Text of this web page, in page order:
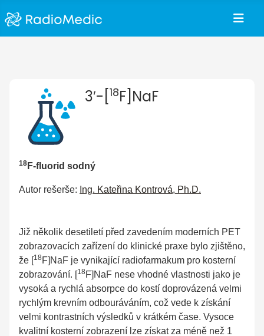
3′-[ 18F]NaF
18 F-fluorid sodný
Autor rešerše: Ing. Kateřina Kontrová, Ph.D.
Již několik desetiletí před zavedením moderních PET
zobrazovacích zařízení do klinické praxe bylo zjištěno,
že [18F]NaF je vynikající radiofarmakum pro kosterní
zobrazování. [18F]NaF nese vhodné vlastnosti jako je
vysoká a rychlá absorpce do kostí doprovázená velmi
rychlým krevním odbouráváním, což vede k získání
velmi kontrastních výsledků v krátkém čase. Vysoce
kvalitní kosterní zobrazení lze získat za méně než 1